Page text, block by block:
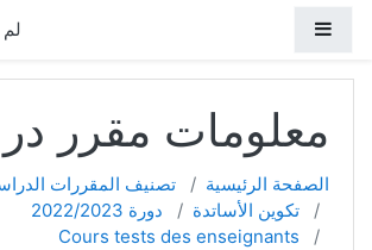
معلومات مقرر
الصفحة الرئيسية
تصنيف المقررات
تكوين الأساتدة
دورة 2022/2023
Cours tests des enseignants